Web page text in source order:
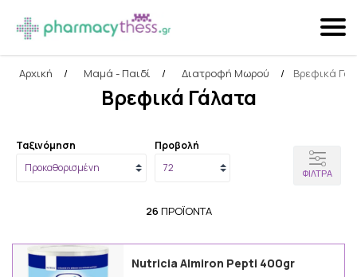
Αναζήτηση
Αρχική / Μαμά - Παιδί / Διατροφή Μωρού / Βρεφικά
Βρεφικά Γάλατα
Ταξινόμηση Προβολή
ΦΊΛΤΡΑ
26 ΠΡΟΪΌΝΤΑ
Nutricia Almiron Pepti 400gr